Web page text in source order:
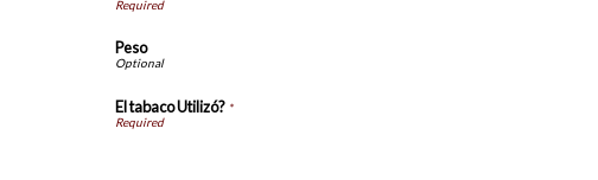
Peso
El tabaco Utilizó? *